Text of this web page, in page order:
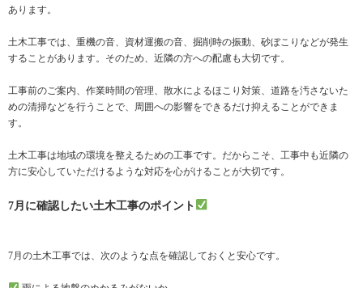
あります。
土木工事では、重機の音、資材運搬の音、掘削時の振動、砂ぼこりなどが発生
することがあります。そのため、近隣の方への配慮も大切です。
工事前のご案内、作業時間の管理、散水によるほこり対策、道路を汚さないた
めの清掃などを行うことで、周囲への影響をできるだけ抑えることができま
す。
土木工事は地域の環境を整えるための工事です。だからこそ、工事中も近隣の
方に安心していただけるような対応を心がけることが大切です。
7月に確認したい土木工事のポイント
7月の土木工事では、次のような点を確認しておくと安心です。